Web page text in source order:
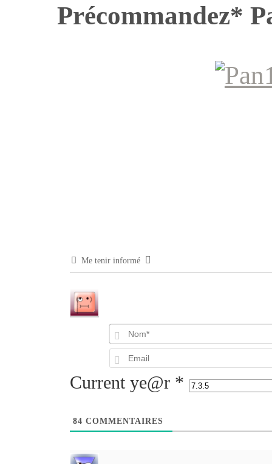
Précommandez*
Me tenir informé
Current ye@r *
84 COMMENTAIRES